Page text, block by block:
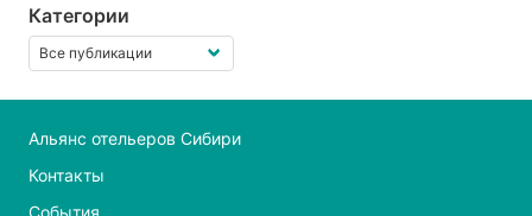
Категории
Альянс отельеров Сибири
Контакты
События